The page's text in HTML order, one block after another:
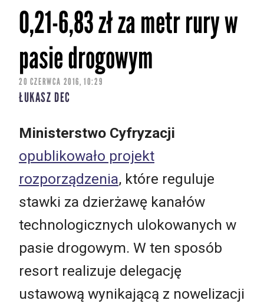
0,21-6,83 zł za metr rury w
pasie drogowym
20 CZERWCA 2016, 10:29
ŁUKASZ DEC
Ministerstwo Cyfryzacji
opublikowało projekt
rozporządzenia, które reguluje
stawki za dzierżawę kanałów
technologicznych ulokowanych w
pasie drogowym. W ten sposób
resort realizuje delegację
ustawową wynikającą z nowelizacji